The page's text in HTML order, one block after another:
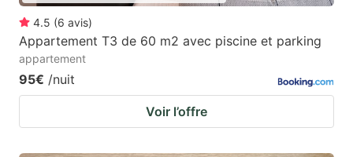
4.5 (6 avis)
Appartement T3 de 60 m2 avec piscine et parking
appartement
95€ /nuit
Voir l’offre